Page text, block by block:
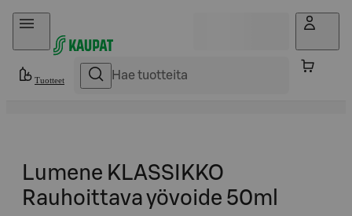
Hyppää sisältöön
Tuotteet
Lumene KLASSIKKO
Rauhoittava yövoide 50ml